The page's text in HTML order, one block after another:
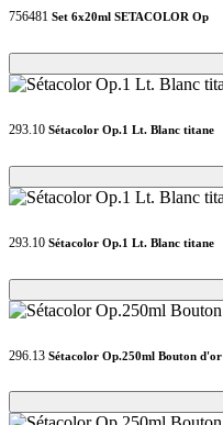
756481 Set 6x20ml SETACOLOR Op
Loading...
Loading...
293.10 Sétacolor Op.1 Lt. Blanc titane
Loading...
Loading...
293.10 Sétacolor Op.1 Lt. Blanc titane
Loading...
Loading...
296.13 Sétacolor Op.250ml Bouton d'or
Loading...
Loading...